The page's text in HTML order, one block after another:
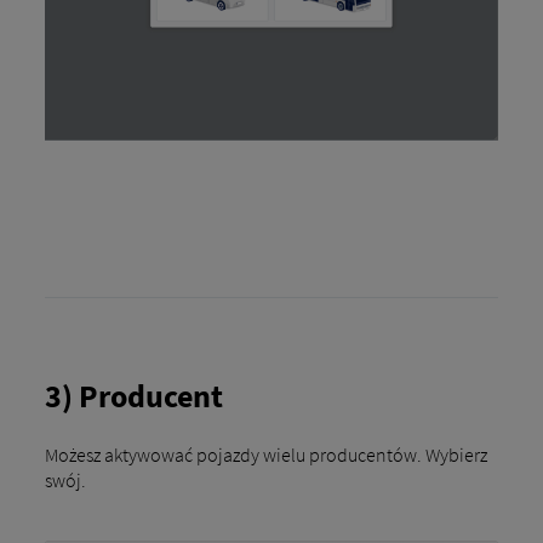
3) Producent
Możesz aktywować pojazdy wielu producentów. Wybierz
swój.